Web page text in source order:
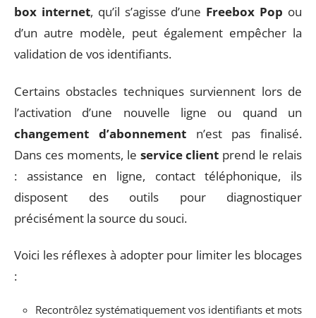
box internet, qu’il s’agisse d’une Freebox Pop ou
d’un autre modèle, peut également empêcher la
validation de vos identifiants.
Certains obstacles techniques surviennent lors de
l’activation d’une nouvelle ligne ou quand un
changement d’abonnementn’est pas finalisé.
Dans ces moments, le service client prend le relais
: assistance en ligne, contact téléphonique, ils
disposent des outils pour diagnostiquer
précisément la source du souci.
Voici les réflexes à adopter pour limiter les blocages
:
Recontrôlez systématiquement vos identifiants et mots